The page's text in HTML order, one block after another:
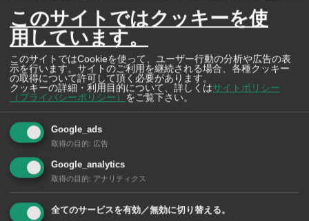
被りパレードに参加
下逝去 悲しみに包まれる中、ご
遺体が王宮へ移送
アヌティン首相がベトナム訪問
経済や安全保障の協力関係を強化
SNSで毎日ニュースを配信中！
このサイトではクッキーを使
用しています。
このサイトではCookieを使って、ユーザー行動の分析や広告の表
示を行います。サイトのご利用を継続される場合、各種クッキー
の取得について許可して頂く必要があります。
クッキーの詳細・利用目的について、詳しくはサイトポリシー
（プライバシーポリシー）
をご覧下さい。
Google_ads
取得の目的: 広告
Google_analytics
取得の目的: アナリティクス
全てのサービスを有効／無効に切り替える。